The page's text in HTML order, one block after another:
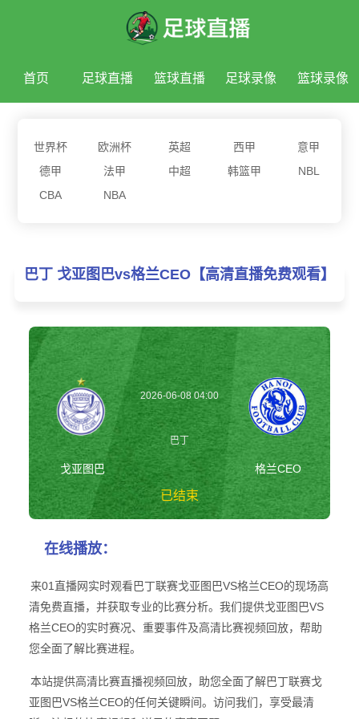
首页 足球直播 篮球直播 足球录像 篮球录像
世界杯 欧洲杯 英超 西甲
意甲
德甲
法甲 中超 韩篮甲
NBL
CBA
NBA
巴丁 戈亚图巴vs格兰CEO【高清直播免费观看】
戈亚图巴
2026-06-08 04:00
巴丁
已结束
格兰CEO
在线播放：
来01直播网实时观看巴丁联赛戈亚图巴VS格兰CEO的现场高
清免费直播，并获取专业的比赛分析。我们提供戈亚图巴VS
格兰CEO的实时赛况、重要事件及高清比赛视频回放，帮助
您全面了解比赛进程。
本站提供高清比赛直播视频回放，助您全面了解巴丁联赛戈
亚图巴VS格兰CEO的任何关键瞬间。访问我们，享受最清